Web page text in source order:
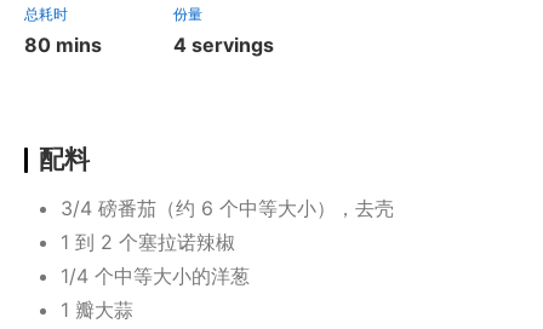
总耗时
80 mins
份量
4 servings
配料
3/4 磅番茄（约 6 个中等大小），去壳
1 到 2 个塞拉诺辣椒
1/4 个中等大小的洋葱
1 瓣大蒜